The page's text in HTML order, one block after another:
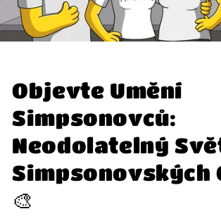
Objevte Umění
Simpsonovců:
Neodolatelný
Simpsonovských
🎨